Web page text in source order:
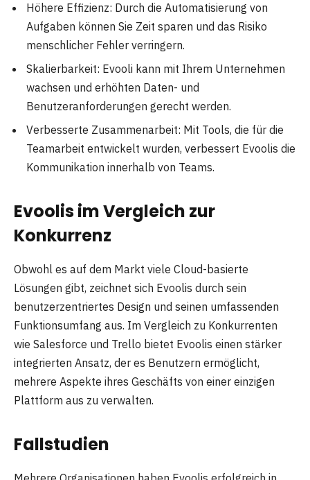
Höhere Effizienz: Durch die Automatisierung von
Aufgaben können Sie Zeit sparen und das Risiko
menschlicher Fehler verringern.
Skalierbarkeit: Evooli kann mit Ihrem Unternehmen
wachsen und erhöhten Daten- und
Benutzeranforderungen gerecht werden.
Verbesserte Zusammenarbeit: Mit Tools, die für die
Teamarbeit entwickelt wurden, verbessert Evoolis die
Kommunikation innerhalb von Teams.
Evoolis im Vergleich zur
Konkurrenz
Obwohl es auf dem Markt viele Cloud-basierte
Lösungen gibt, zeichnet sich Evoolis durch sein
benutzerzentriertes Design und seinen umfassenden
Funktionsumfang aus. Im Vergleich zu Konkurrenten
wie Salesforce und Trello bietet Evoolis einen stärker
integrierten Ansatz, der es Benutzern ermöglicht,
mehrere Aspekte ihres Geschäfts von einer einzigen
Plattform aus zu verwalten.
Fallstudien